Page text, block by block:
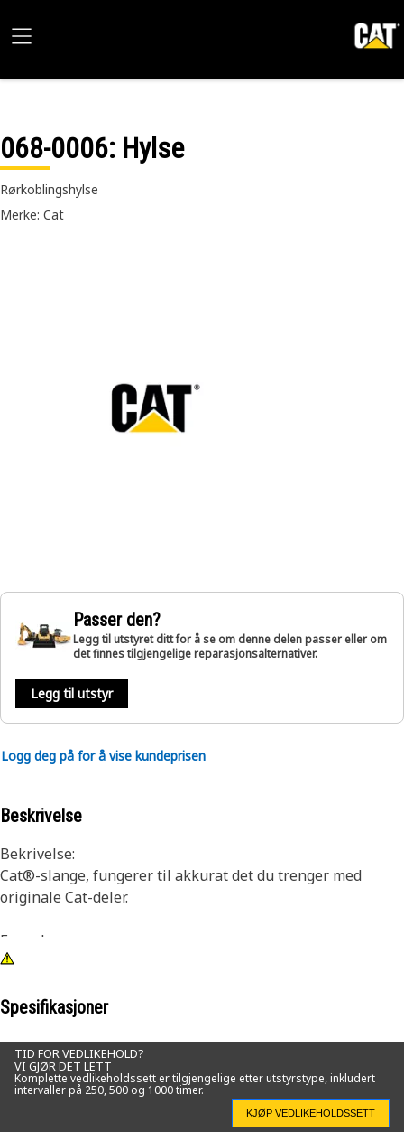
068-0006: Hylse
Rørkoblingshylse
Merke: Cat
Passer den?
Legg til utstyret ditt for å se om denne delen passer eller om
det finnes tilgjengelige reparasjonsalternativer.
Legg til utstyr
Logg deg på for å vise kundeprisen
Beskrivelse
Bekrivelse:
Cat®-slange, fungerer til akkurat det du trenger med
originale Cat-deler.
Egenskaper:
•OEM-direkteutskiftning
Bruksområder:
Spesifikasjoner
TID FOR VEDLIKEHOLD?
VI GJØR DET LETT
Komplette vedlikeholdssett er tilgjengelige etter utstyrstype, inkludert
intervaller på 250, 500 og 1000 timer.
KJØP VEDLIKEHOLDSSETT